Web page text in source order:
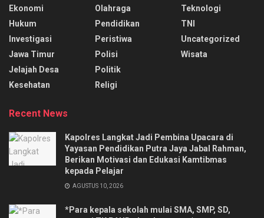
Ekonomi
Hukum
Investigasi
Jawa Timur
Jelajah Desa
Kesehatan
Olahraga
Pendidikan
Peristiwa
Polisi
Politik
Religi
Teknologi
TNI
Uncategorized
Wisata
Recent News
Kapolres Langkat Jadi Pembina Upacara di
Yayasan Pendidikan Putra Jaya Jabal Rahman,
Berikan Motivasi dan Edukasi Kamtibmas
kepada Pelajar
AGUSTUS 10, 2026
*Para kepala sekolah mulai SMA, SMP, SD,